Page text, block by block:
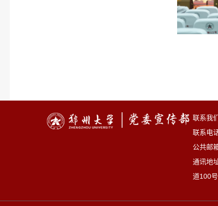
联系我
联系电
公共邮
通讯地
道100号